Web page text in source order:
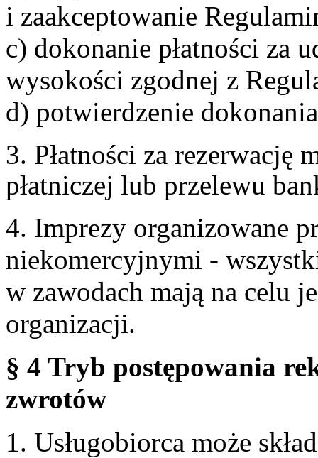
i zaakceptowanie
c) dokonanie płatności za
wysokości zgodnej z
d) potwierdzenie
3. Płatności za rezerwację
płatniczej lub przelewu
4. Imprezy organizowane
niekomercyjnymi -
w zawodach mają na celu
organizacji.
§ 4 Tryb postępowania
zwrotów
1. Usługobiorca może